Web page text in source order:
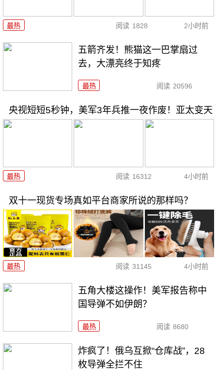
最热 阅读 1828 2小时前
五箭齐发！熊猫这一巴掌扇过
去，大漂亮终于知疼
最热 阅读 20596
央视短短5秒钟，美军3年兵推一夜作废！亚太变天
最热 阅读 16312 4小时前
双十一现货专场真如平台商家所说的那样吗？
最热 阅读 31145 4小时前
五角大楼这操作！美军报告称中
国导弹不如伊朗？
最热 阅读 8680
炸疯了！俄乌互掀“仓库战”，28
枚导弹全拦不住